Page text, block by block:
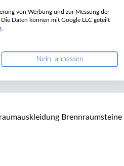
von Werbung und zur Messung der
Daten können mit Google LLC geteilt
.
Nein, anpassen